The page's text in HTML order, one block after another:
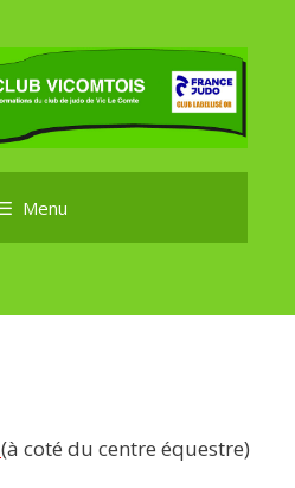
Menu
(à coté du centre équestre)